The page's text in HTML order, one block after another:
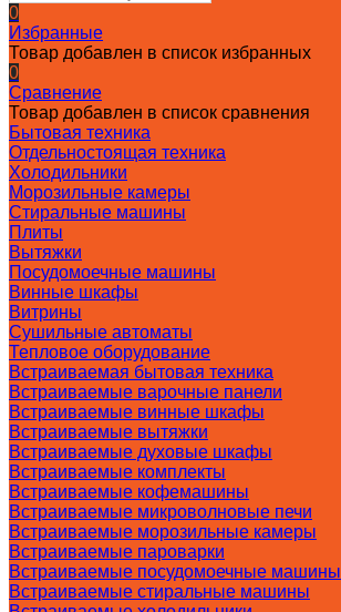
0
Избранные
Товар добавлен в список избранных
0
Сравнение
Товар добавлен в список сравнения
Бытовая техника
Отдельностоящая техника
Холодильники
Морозильные камеры
Стиральные машины
Плиты
Вытяжки
Посудомоечные машины
Винные шкафы
Витрины
Сушильные автоматы
Тепловое оборудование
Встраиваемая бытовая техника
Встраиваемые варочные панели
Встраиваемые винные шкафы
Встраиваемые вытяжки
Встраиваемые духовые шкафы
Встраиваемые комплекты
Встраиваемые кофемашины
Встраиваемые микроволновые печи
Встраиваемые морозильные камеры
Встраиваемые пароварки
Встраиваемые посудомоечные машины
Встраиваемые стиральные машины